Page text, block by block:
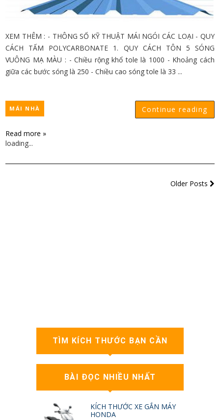
XEM THÊM : - THÔNG SỐ KỸ THUẬT MÁI NGÓI CÁC LOẠI - QUY
CÁCH TẤM POLYCARBONATE 1. QUY CÁCH TÔN 5 SÓNG
VUÔNG MẠ MÀU : - Chiều rộng khổ tole là 1000 - Khoảng cách
giữa các bước sóng là 250 - Chiều cao sóng tole là 33 ...
Continue reading
MÁI NHÀ
Read more »
loading...
Older Posts
TÌM KÍCH THƯỚC BẠN CẦN
BÀI ĐỌC NHIỀU NHẤT
KÍCH THƯỚC XE GẮN MÁY
HONDA